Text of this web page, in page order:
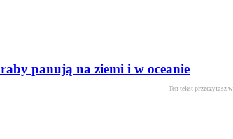
panują na ziemi i w oceanie
Ten tekst przeczytasz w